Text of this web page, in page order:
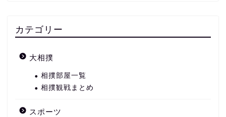
カテゴリー
大相撲
相撲部屋一覧
相撲観戦まとめ
スポーツ